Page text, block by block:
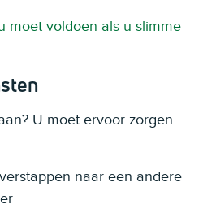
moet voldoen als u slimme
U moet ervoor zorgen
naar een andere